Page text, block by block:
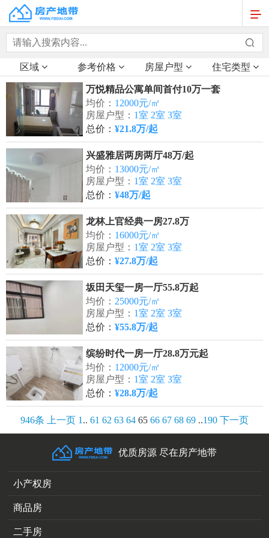
区域 参考价格 房屋户型 住宅类型
万悦精品公寓单间首付10万一套
均价： 12000元/㎡
房屋户型： 1室 2室 3室
总价：¥21.8万/起
兴盛雅居两房两厅48万/起
均价： 13000元/㎡
房屋户型： 1室 2室 3室
总价：¥48万/起
龙林上官经典一房27.8万
均价： 16000元/㎡
房屋户型： 1室 2室 3室
总价：¥27.8万/起
坂田天玺一房一厅55.8万起
均价： 25000元/㎡
房屋户型： 1室 2室 3室
总价：¥55.8万/起
缤纷时代一房一厅28.8万元起
均价： 12000元/㎡
房屋户型： 1室 2室 3室
总价：¥28.8万/起
946条 上一页 1 .. 61 62 63 64 65 66 67 68 69 ..190 下一页
优质房源 尽在房产地带
小产权房
商品房
二手房